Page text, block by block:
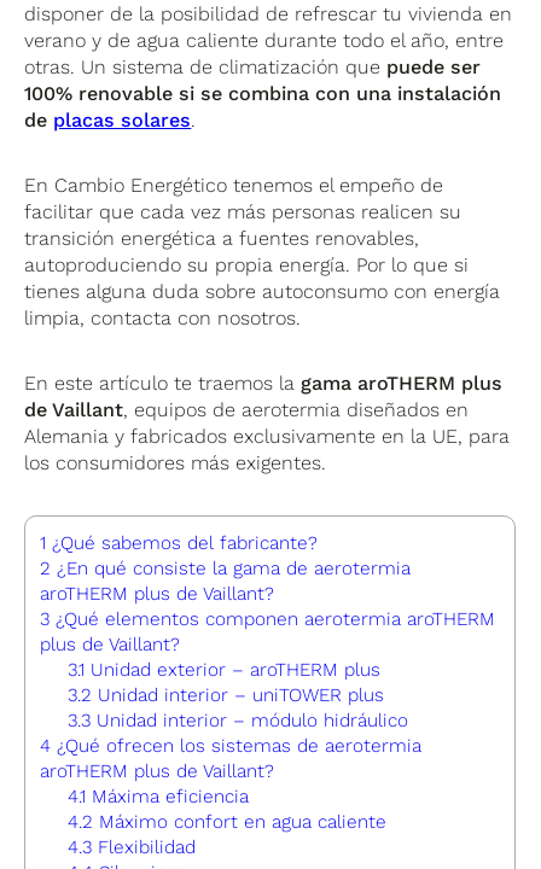
disponer de la posibilidad de refrescar tu vivienda en
verano y de agua caliente durante todo el año, entre
otras. Un sistema de climatización que puede ser
100% renovable si se combina con una instalación
de placas solares.
En Cambio Energético tenemos el empeño de
facilitar que cada vez más personas realicen su
transición energética a fuentes renovables,
autoproduciendo su propia energía. Por lo que si
tienes alguna duda sobre autoconsumo con energía
limpia, contacta con nosotros.
En este artículo te traemos la gama aroTHERM plus
de Vaillant, equipos de aerotermia diseñados en
Alemania y fabricados exclusivamente en la UE, para
los consumidores más exigentes.
1 ¿Qué sabemos del fabricante?
2 ¿En qué consiste la gama de aerotermia
aroTHERM plus de Vaillant?
3 ¿Qué elementos componen aerotermia aroTHERM
plus de Vaillant?
3.1 Unidad exterior – aroTHERM plus
3.2 Unidad interior – uniTOWER plus
3.3 Unidad interior – módulo hidráulico
4 ¿Qué ofrecen los sistemas de aerotermia
aroTHERM plus de Vaillant?
4.1 Máxima eficiencia
4.2 Máximo confort en agua caliente
4.3 Flexibilidad